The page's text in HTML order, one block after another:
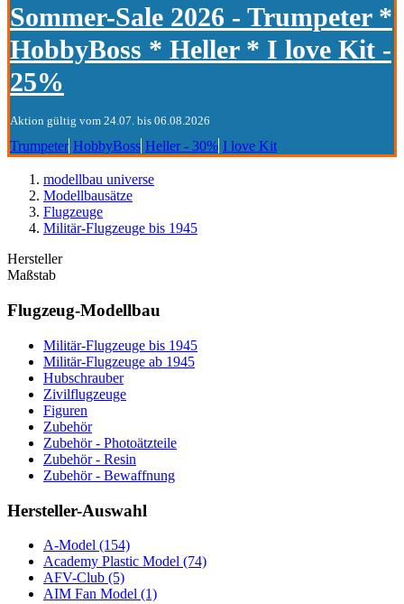
Sommer-Sale 2026 - Trumpeter *
HobbyBoss * Heller * I love Kit -
25%
Aktion gültig vom 24.07. bis 06.08.2026
Trumpeter HobbyBoss Heller - 30% I love Kit
modellbau universe
Modellbausätze
Flugzeuge
Militär-Flugzeuge bis 1945
Hersteller
Maßstab
Flugzeug-Modellbau
Militär-Flugzeuge bis 1945
Militär-Flugzeuge ab 1945
Hubschrauber
Zivilflugzeuge
Figuren
Zubehör
Zubehör - Photoätzteile
Zubehör - Resin
Zubehör - Bewaffnung
Hersteller-Auswahl
A-Model (154)
Academy Plastic Model (74)
AFV-Club (5)
AIM Fan Model (1)